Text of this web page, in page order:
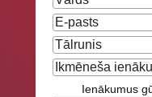
Ienākumus